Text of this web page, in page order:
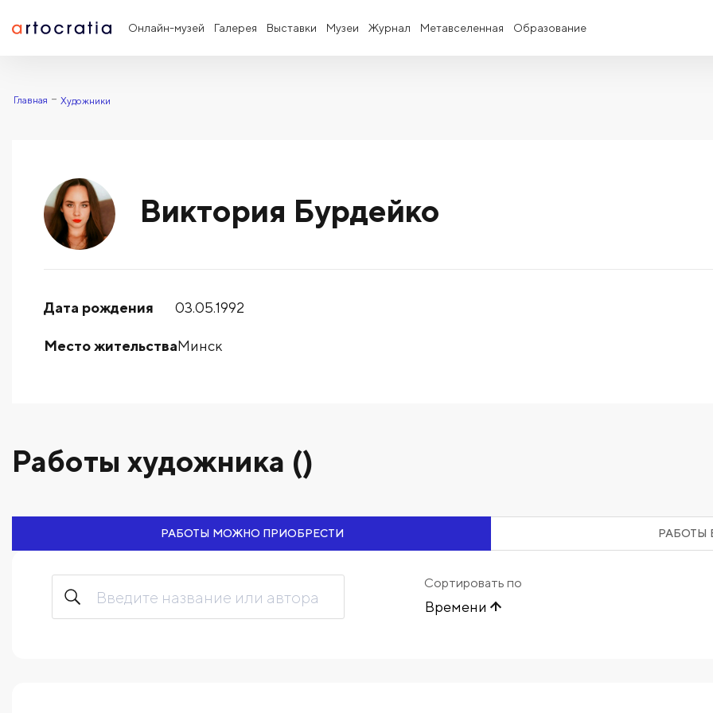
Онлайн-музей Галерея Выставки Музеи Журнал Метавселенная Образование
Главная Художники
Виктория Бурдейко
Дата рождения 03.05.1992
Место жительстваМинск
Работы художника ()
РАБОТЫ МОЖНО ПРИОБРЕСТИ РАБОТЫ
Сортировать по
Времени